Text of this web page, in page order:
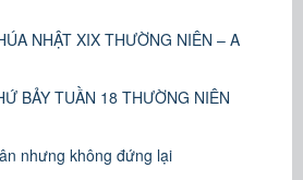
NHẬT XIX THƯỜNG NIÊN – A
BẢY TUẦN 18 THƯỜNG NIÊN
nhưng không đứng lại